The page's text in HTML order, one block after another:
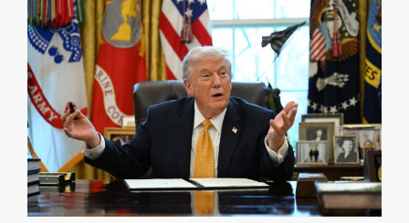
15:10
Іспанія попросила партнерів не критикувати
Марокко через міграційну кризу –…
СЕРПЕНЬ
15:00
РФ провела новий раунд таємних зустрічей з
Європою щодо війни…
СЕРПЕНЬ
Экс-послу в США Стефанишиной вручили новое